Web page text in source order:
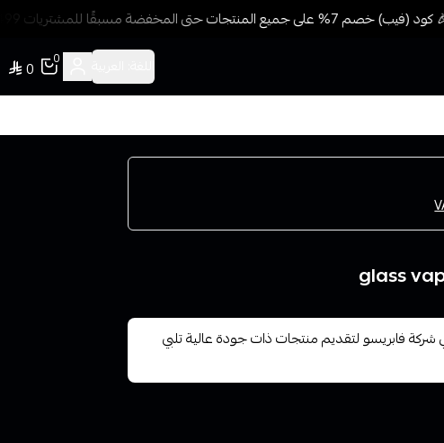
7% على جميع المنتجات حتى المخفضة مسبقًا للمشتريات 499 ريال + شحن وتوصيل مجاني
0
0
شركة فابريسو لتقديم منتجات ذات جودة عالية تلبي